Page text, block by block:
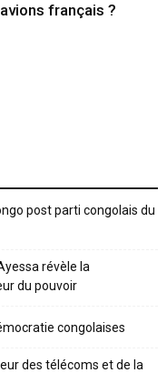
français ?
post parti congolais du
révèle la
du pouvoir
congolaises
des télécoms et de la